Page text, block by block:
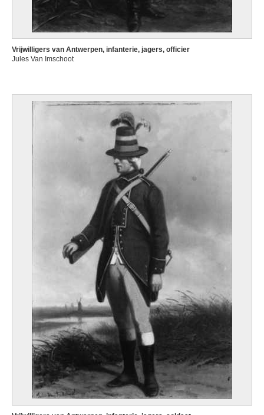
Vrijwilligers van Antwerpen, infanterie, jagers, officier
Jules Van Imschoot